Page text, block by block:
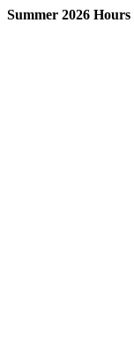
Summer 2026 Hours